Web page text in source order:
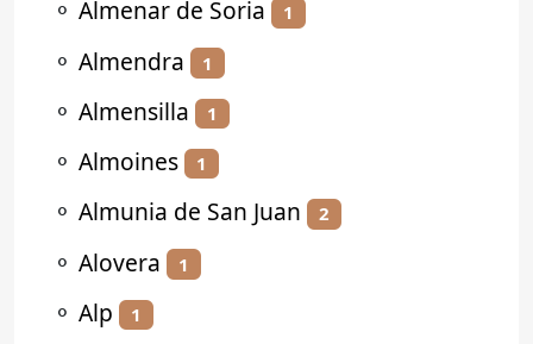
⚬ Almenar de Soria 1
⚬ Almendra 1
⚬ Almensilla 1
⚬ Almoines 1
⚬ Almunia de San Juan 2
⚬ Alovera 1
⚬ Alp 1